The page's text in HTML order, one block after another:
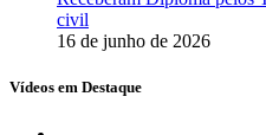
civil
16 de junho de 2026
Vídeos em Destaque